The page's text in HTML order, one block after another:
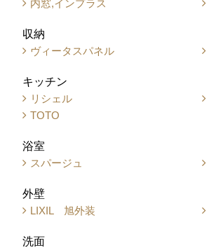
内窓,インプラス
収納
ヴィータスパネル
キッチン
リシェル
TOTO
浴室
スパージュ
外壁
LIXIL 旭外装
洗面